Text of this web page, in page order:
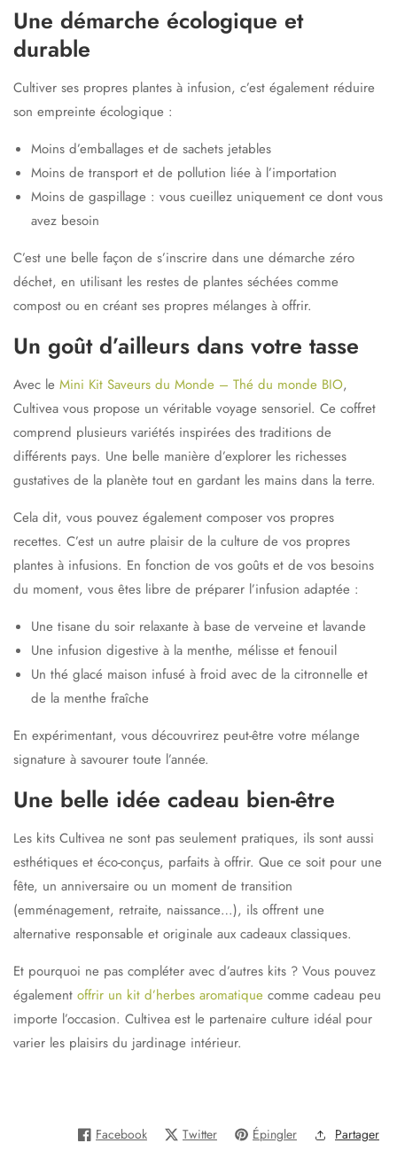
Une démarche écologique et
durable
Cultiver ses propres plantes à infusion, c’est également réduire
son empreinte écologique :
Moins d’emballages et de sachets jetables
Moins de transport et de pollution liée à l’importation
Moins de gaspillage : vous cueillez uniquement ce dont vous
avez besoin
C’est une belle façon de s’inscrire dans une démarche zéro
déchet, en utilisant les restes de plantes séchées comme
compost ou en créant ses propres mélanges à offrir.
Un goût d’ailleurs dans votre tasse
Avec le Mini Kit Saveurs du Monde – Thé du monde BIO,
Cultivea vous propose un véritable voyage sensoriel. Ce coffret
comprend plusieurs variétés inspirées des traditions de
différents pays. Une belle manière d’explorer les richesses
gustatives de la planète tout en gardant les mains dans la terre.
Cela dit, vous pouvez également composer vos propres
recettes. C’est un autre plaisir de la culture de vos propres
plantes à infusions. En fonction de vos goûts et de vos besoins
du moment, vous êtes libre de préparer l’infusion adaptée :
Une tisane du soir relaxante à base de verveine et lavande
Une infusion digestive à la menthe, mélisse et fenouil
Un thé glacé maison infusé à froid avec de la citronnelle et
de la menthe fraîche
En expérimentant, vous découvrirez peut-être votre mélange
signature à savourer toute l’année.
Une belle idée cadeau bien-être
Les kits Cultivea ne sont pas seulement pratiques, ils sont aussi
esthétiques et éco-conçus, parfaits à offrir. Que ce soit pour une
fête, un anniversaire ou un moment de transition
(emménagement, retraite, naissance…), ils offrent une
alternative responsable et originale aux cadeaux classiques.
Et pourquoi ne pas compléter avec d’autres kits ? Vous pouvez
également offrir un kit d’herbes aromatique comme cadeau peu
importe l’occasion. Cultivea est le partenaire culture idéal pour
varier les plaisirs du jardinage intérieur.
Facebook Twitter Épingler Partager